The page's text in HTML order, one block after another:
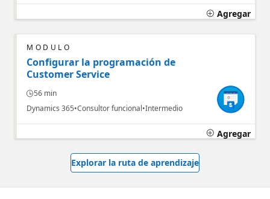
Agregar
MÓDULO
Configurar la programación de
Customer Service
56 min
Dynamics 365 Consultor funcional Intermedio
Agregar
Explorar la ruta de aprendizaje